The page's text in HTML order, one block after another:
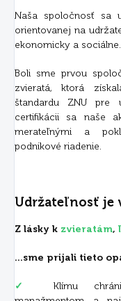
Naša spoločnosť sa
orientovanej na
ekonomicky a sociálne.
Boli sme prvou
zvieratá, ktorá
štandardu ZNU pre
certifikácii sa naše
merateľnými a
podnikové riadenie.
Udržateľnosť je
Z lásky k zvieratám,
...sme prijali tieto
✓
Klímu